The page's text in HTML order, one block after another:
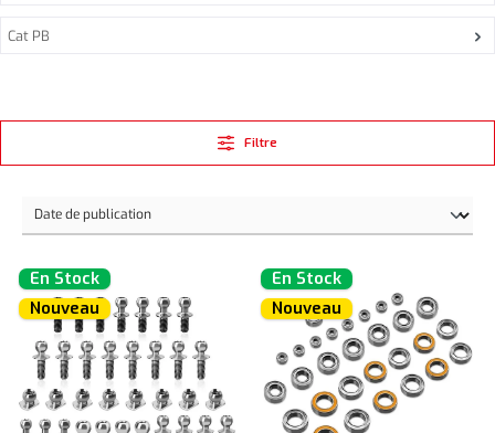
Cat PB
Filtre
En Stock
Nouveau
En Stock
Nouveau